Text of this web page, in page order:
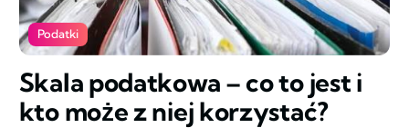
Podatki
Skala podatkowa – co to jest i
kto może z niej korzystać?